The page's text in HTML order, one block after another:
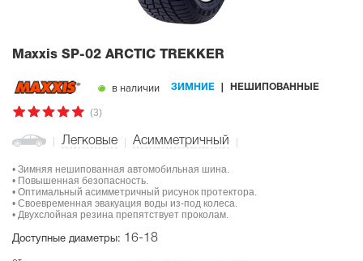
Maxxis SP-02 ARCTIC TREKKER
в наличии ЗИМНИЕ НЕШИПОВАННЫЕ
(3)
Легковые Асимметричный
• Зимняя нешипованная автомобильная шина.
• Повышенная безопасность.
• Оптимальный асимметричный рисунок протектора.
• Своевременная эвакуация воды из-под колеса.
• Двухслойная резина препятствует проколам.
Доступные диаметры: 16-18